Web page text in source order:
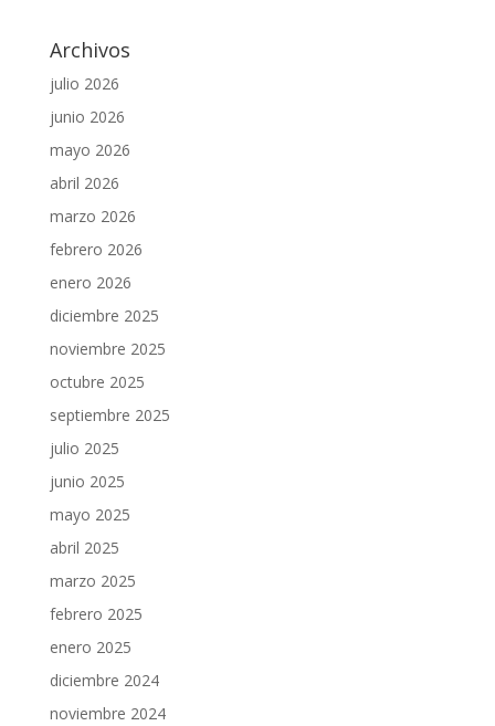
Archivos
julio 2026
junio 2026
mayo 2026
abril 2026
marzo 2026
febrero 2026
enero 2026
diciembre 2025
noviembre 2025
octubre 2025
septiembre 2025
julio 2025
junio 2025
mayo 2025
abril 2025
marzo 2025
febrero 2025
enero 2025
diciembre 2024
noviembre 2024